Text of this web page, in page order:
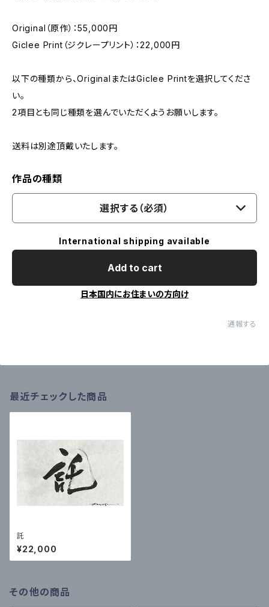
Original（原作）：55,000円
Giclee Print（ジクレープリント）：22,000円
以下の種類から、OriginalまたはGiclee Printを選択してくださ
い。
2項目とも同じ種類を選んでいただくようお願いします。
送料は別途頂戴いたします。
作品の種類
選択する（必須）
International shipping available
Add to cart
日本国内にお住まいの方向け
通報する
最近チェックした商品
託
¥22,000
その他の商品